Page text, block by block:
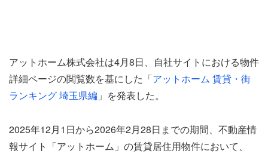
アットホーム株式会社は4月8日、自社サイトにおける物件
詳細ページの閲覧数を基にした「アットホーム 賃貸・街
ランキング 埼玉県編 」を発表した。
2025年12月1日から2026年2月28日までの期間、不動産情
報サイト「アットホーム」の賃貸居住用物件において、